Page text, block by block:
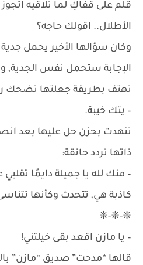
قلم على قفاكِ لما تلاقيه
الأطلال.. اقولك حاجه؟
وكان سؤالها الأخير يحمل
الإجابة ستحمل نفس الجدية,
تهتف بطريقة جعلتها تضحك
– يتك خيبة.
تنهدت بحزن حل عليها بعد
ذاتها تردد حانقة:
– منك لله يا جميلة دايمًا تقلبي
كاذبة هي, تتحدث وكأنها
❈-❈-❈
– يا مازن اقعد بقى خيلتني!
قالها “مدحت” صديق “مازن”